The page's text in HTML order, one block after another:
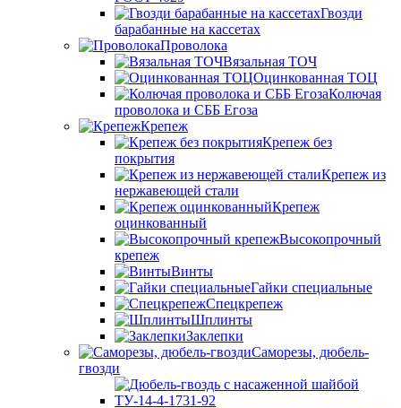
Гвозди
барабанные на кассетах
Проволока
Вязальная ТОЧ
Оцинкованная ТОЦ
Колючая
проволока и СББ Егоза
Крепеж
Крепеж без
покрытия
Крепеж из
нержавеющей стали
Крепеж
оцинкованный
Высокопрочный
крепеж
Винты
Гайки специальные
Спецкрепеж
Шплинты
Заклепки
Саморезы, дюбель-
гвозди